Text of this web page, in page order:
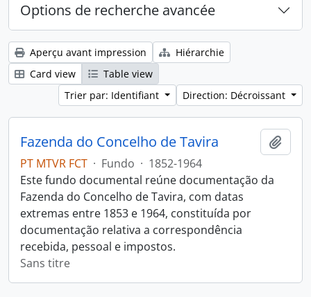
Options de recherche avancée
Aperçu avant impression
Hiérarchie
Card view
Table view
Trier par: Identifiant
Direction: Décroissant
Fazenda do Concelho de Tavira
PT MTVR FCT · Fundo · 1852-1964
Este fundo documental reúne documentação da
Fazenda do Concelho de Tavira, com datas
extremas entre 1853 e 1964, constituída por
documentação relativa a correspondência
recebida, pessoal e impostos.
Sans titre